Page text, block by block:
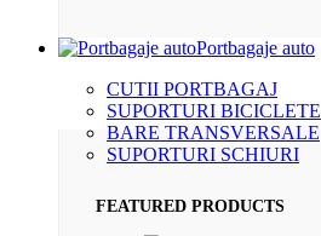
Portbagaje auto
CUTII PORTBAGAJ
SUPORTURI BICICLETE
BARE TRANSVERSALE
SUPORTURI SCHIURI
FEATURED PRODUCTS